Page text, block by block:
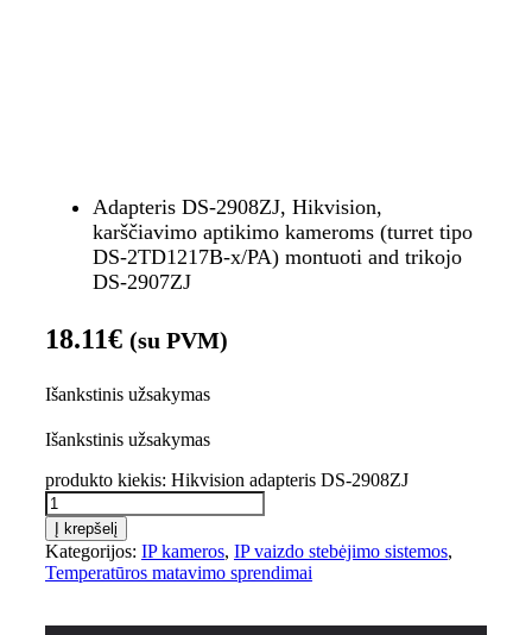
Adapteris DS-2908ZJ, Hikvision,
karščiavimo aptikimo kameroms (turret tipo
DS-2TD1217B-x/PA) montuoti and trikojo
DS-2907ZJ
18.11€ (su PVM)
Išankstinis užsakymas
Išankstinis užsakymas
produkto kiekis: Hikvision adapteris DS-2908ZJ
Į krepšelį
Kategorijos: IP kameros, IP vaizdo stebėjimo sistemos,
Temperatūros matavimo sprendimai